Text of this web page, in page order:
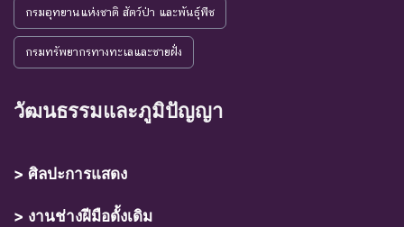
กรมอุทยานแห่งชาติ สัตว์ป่า และพันธุ์พืช
กรมทรัพยากรทางทะเลและชายฝั่ง
วัฒนธรรมและภูมิปัญญา
> ศิลปะการแสดง
> งานช่างฝีมือดั้งเดิม